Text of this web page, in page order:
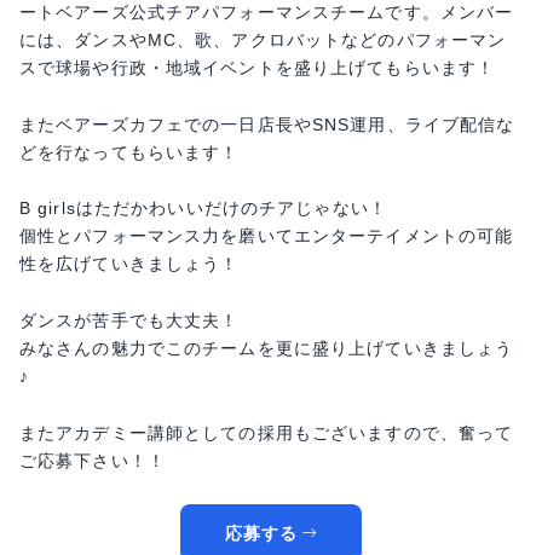
ートベアーズ公式チアパフォーマンスチームです。メンバー
には、ダンスやMC、歌、アクロバットなどのパフォーマン
スで球場や行政・地域イベントを盛り上げてもらいます！
またベアーズカフェでの一日店長やSNS運用、ライブ配信な
どを行なってもらいます！
B girlsはただかわいいだけのチアじゃない！
個性とパフォーマンス力を磨いてエンターテイメントの可能
性を広げていきましょう！
ダンスが苦手でも大丈夫！
みなさんの魅力でこのチームを更に盛り上げていきましょう
♪
またアカデミー講師としての採用もございますので、奮って
ご応募下さい！！
応募する